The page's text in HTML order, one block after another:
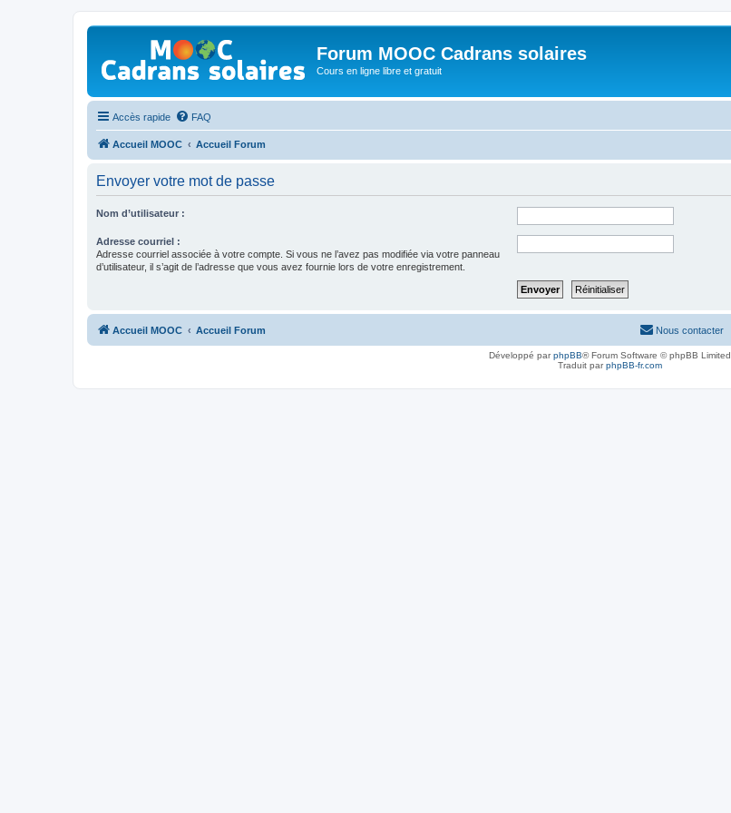
Forum MOOC Cadrans solaires
Cours en ligne libre et gratuit
Accès rapide FAQ
Accueil MOOC Accueil Forum
Envoyer votre mot de passe
Nom d’utilisateur :
Adresse courriel :
Adresse courriel associée à votre compte. Si vous ne l’avez pas modifiée via votre panneau
d’utilisateur, il s’agit de l’adresse que vous avez fournie lors de votre enregistrement.
Accueil MOOC Accueil Forum Nous contacter
Développé parphpBB® Forum Software © phpBB Limited
Traduit parphpBB-fr.com